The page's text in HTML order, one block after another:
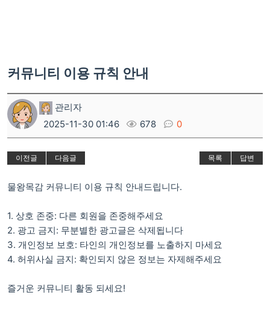
커뮤니티 이용 규칙 안내
관리자
2025-11-30 01:46
678 0
이전글 다음글 목록 답변
물왕목감 커뮤니티 이용 규칙 안내드립니다.
1. 상호 존중: 다른 회원을 존중해주세요
2. 광고 금지: 무분별한 광고글은 삭제됩니다
3. 개인정보 보호: 타인의 개인정보를 노출하지 마세요
4. 허위사실 금지: 확인되지 않은 정보는 자제해주세요
즐거운 커뮤니티 활동 되세요!